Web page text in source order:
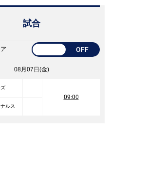
試合
OFF
08月07日(金)
09:00
ルス